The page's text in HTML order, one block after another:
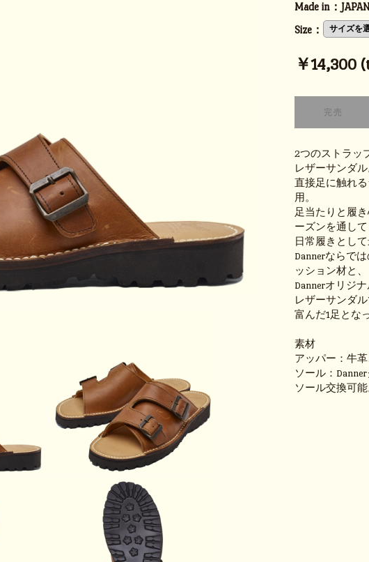
Made in：
Size：
￥14,300
2つのストラッ
レザーサンダル
直接足に触れ
用。
足当たりと履
ーズンを通して
日常履きとして
Dannerならで
ッション材と、
Dannerオリジナ
レザーサンダ
富んだ1足とな
素材
アッパー：牛
ソール：
ソール交換可能